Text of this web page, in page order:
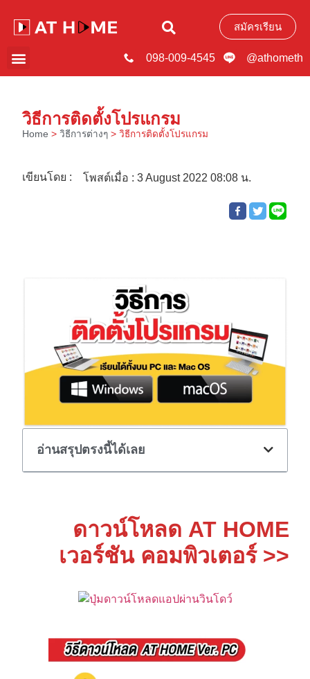
สมัครเรียน
098-009-4545 @athometh
วิธีการติดตั้งโปรแกรม
Home > วิธีการต่างๆ >วิธีการติดตั้งโปรแกรม
เขียนโดย : โพสต์เมื่อ : 3 August 2022 08:08 น.
อ่านสรุปตรงนี้ได้เลย
ดาวน์โหลด AT HOME
เวอร์ชัน คอมพิวเตอร์ >>